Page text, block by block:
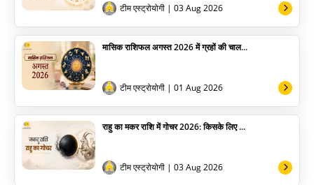
टीम एस्ट्रोयोगी | 03 Aug 2026
मासिक राशिफल अगस्त 2026 में ग्रहों की चाल...
टीम एस्ट्रोयोगी | 01 Aug 2026
राहु का मकर राशि में गोचर 2026: किसके लिए ...
टीम एस्ट्रोयोगी | 03 Aug 2026